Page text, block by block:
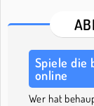
Spiele die
online
Wer hat